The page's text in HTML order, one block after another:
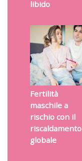
libido
Fertilità
maschile a
rischio con il
riscaldamento
globale